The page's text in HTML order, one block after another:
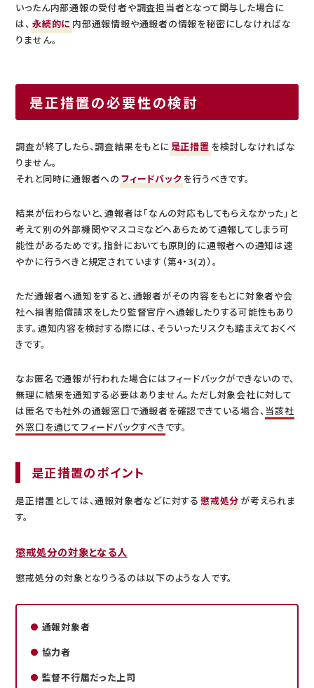
いったん内部通報の受付者や調査担当者となって関与した場合に
は、 永続的に 内部通報情報や通報者の情報を秘密にしなければな
りません。
是正措置の必要性の検討
調査が終了したら、調査結果をもとに 是正措置 を検討しなければな
りません。
それと同時に通報者への フィードバックを行うべきです。
結果が伝わらないと、通報者は「なんの対応もしてもらえなかった」と
考えて別の外部機関やマスコミなどへあらためて通報してしまう可
能性があるためです。指針においても原則的に通報者への通知は速
やかに行うべきと規定されています（第4・3(2)）。
ただ通報者へ通知をすると、通報者がその内容をもとに対象者や会
社へ損害賠償請求をしたり監督官庁へ通報したりする可能性もあり
ます。通知内容を検討する際には、そういったリスクも踏まえておくべ
きです。
なお匿名で通報が行われた場合にはフィードバックができないので、
無理に結果を通知する必要はありません。ただし対象会社に対して
は匿名でも社外の通報窓口で通報者を確認できている場合、 当該社
外窓口を通じてフィードバックすべきです。
是正措置のポイント
是正措置としては、通報対象者などに対する 懲戒処分 が考えられま
す。
懲戒処分の対象となる人
懲戒処分の対象となりうるのは以下のような人です。
通報対象者
協力者
監督不行届だった上司